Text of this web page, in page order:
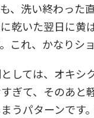
、洗い終わった
乾いた翌日に黄
これ、かなりシ
しては、オキシ
ぎて、そのあと
うパターンです